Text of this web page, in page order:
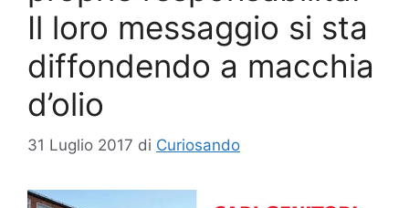
Il loro messaggio si sta
diffondendo a macchia
d’olio
31 Luglio 2017 di Curiosando